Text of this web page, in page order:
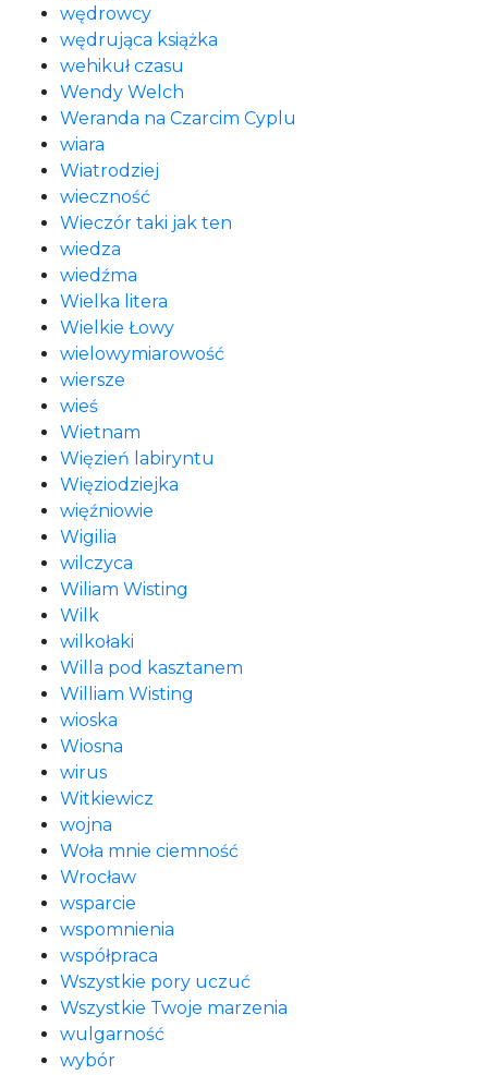
wędrowcy
wędrująca książka
wehikuł czasu
Wendy Welch
Weranda na Czarcim Cyplu
wiara
Wiatrodziej
wieczność
Wieczór taki jak ten
wiedza
wiedźma
Wielka litera
Wielkie Łowy
wielowymiarowość
wiersze
wieś
Wietnam
Więzień labiryntu
Więziodziejka
więźniowie
Wigilia
wilczyca
Wiliam Wisting
Wilk
wilkołaki
Willa pod kasztanem
William Wisting
wioska
Wiosna
wirus
Witkiewicz
wojna
Woła mnie ciemność
Wrocław
wsparcie
wspomnienia
współpraca
Wszystkie pory uczuć
Wszystkie Twoje marzenia
wulgarność
wybór